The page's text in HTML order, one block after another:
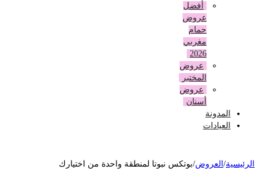
أفضل
عروض
حمام
مغربي
عروض
المختبر
عروض
أسنان
المدونة
العيادات
/العروض بوتكس نبوتا لمنطقة واحدة من اختيارك